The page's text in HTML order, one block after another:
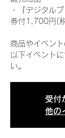
・『デジタル
券付1,700円(
商品やイベン
以下イベント
い。
受付
他の